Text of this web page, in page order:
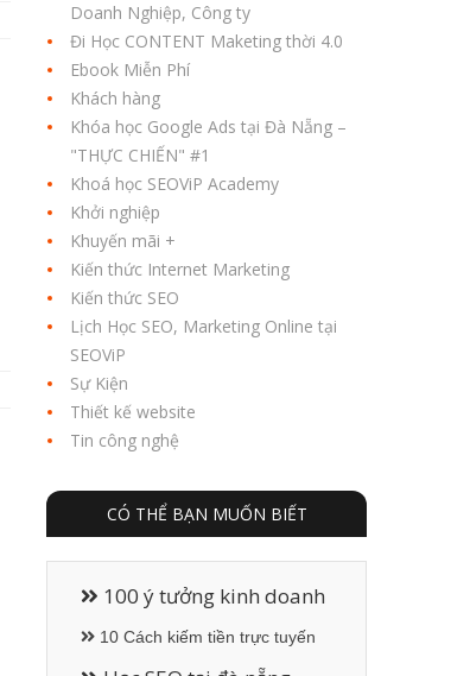
Doanh Nghiệp, Công ty
Đi Học CONTENT Maketing thời 4.0
Ebook Miễn Phí
Khách hàng
Khóa học Google Ads tại Đà Nẵng –
"THỰC CHIẾN" #1
Khoá học SEOViP Academy
Khởi nghiệp
Khuyến mãi +
Kiến thức Internet Marketing
Kiến thức SEO
Lịch Học SEO, Marketing Online tại
SEOViP
Sự Kiện
Thiết kế website
Tin công nghệ
CÓ THỂ BẠN MUỐN BIẾT
100 ý tưởng kinh doanh
10 Cách kiếm tiền trực tuyến